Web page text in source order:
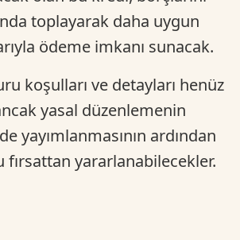
toplayarak daha uygun
ödeme imkanı sunacak.
koşulları ve detayları henüz
yasal düzenlemenin
yayımlanmasının ardından
fırsattan yararlanabilecekler.